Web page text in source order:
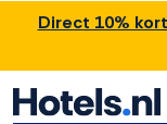
Direct 10%